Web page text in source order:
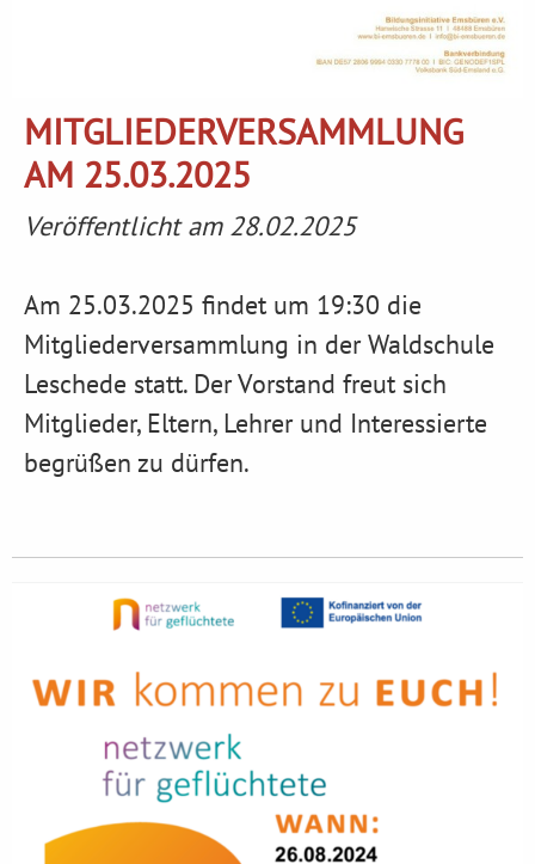
MITGLIEDERVERSAMMLUNG
AM 25.03.2025
Veröffentlicht am 28.02.2025
Am 25.03.2025 findet um 19:30 die
Mitgliederversammlung in der Waldschule
Leschede statt. Der Vorstand freut sich
Mitglieder, Eltern, Lehrer und Interessierte
begrüßen zu dürfen.